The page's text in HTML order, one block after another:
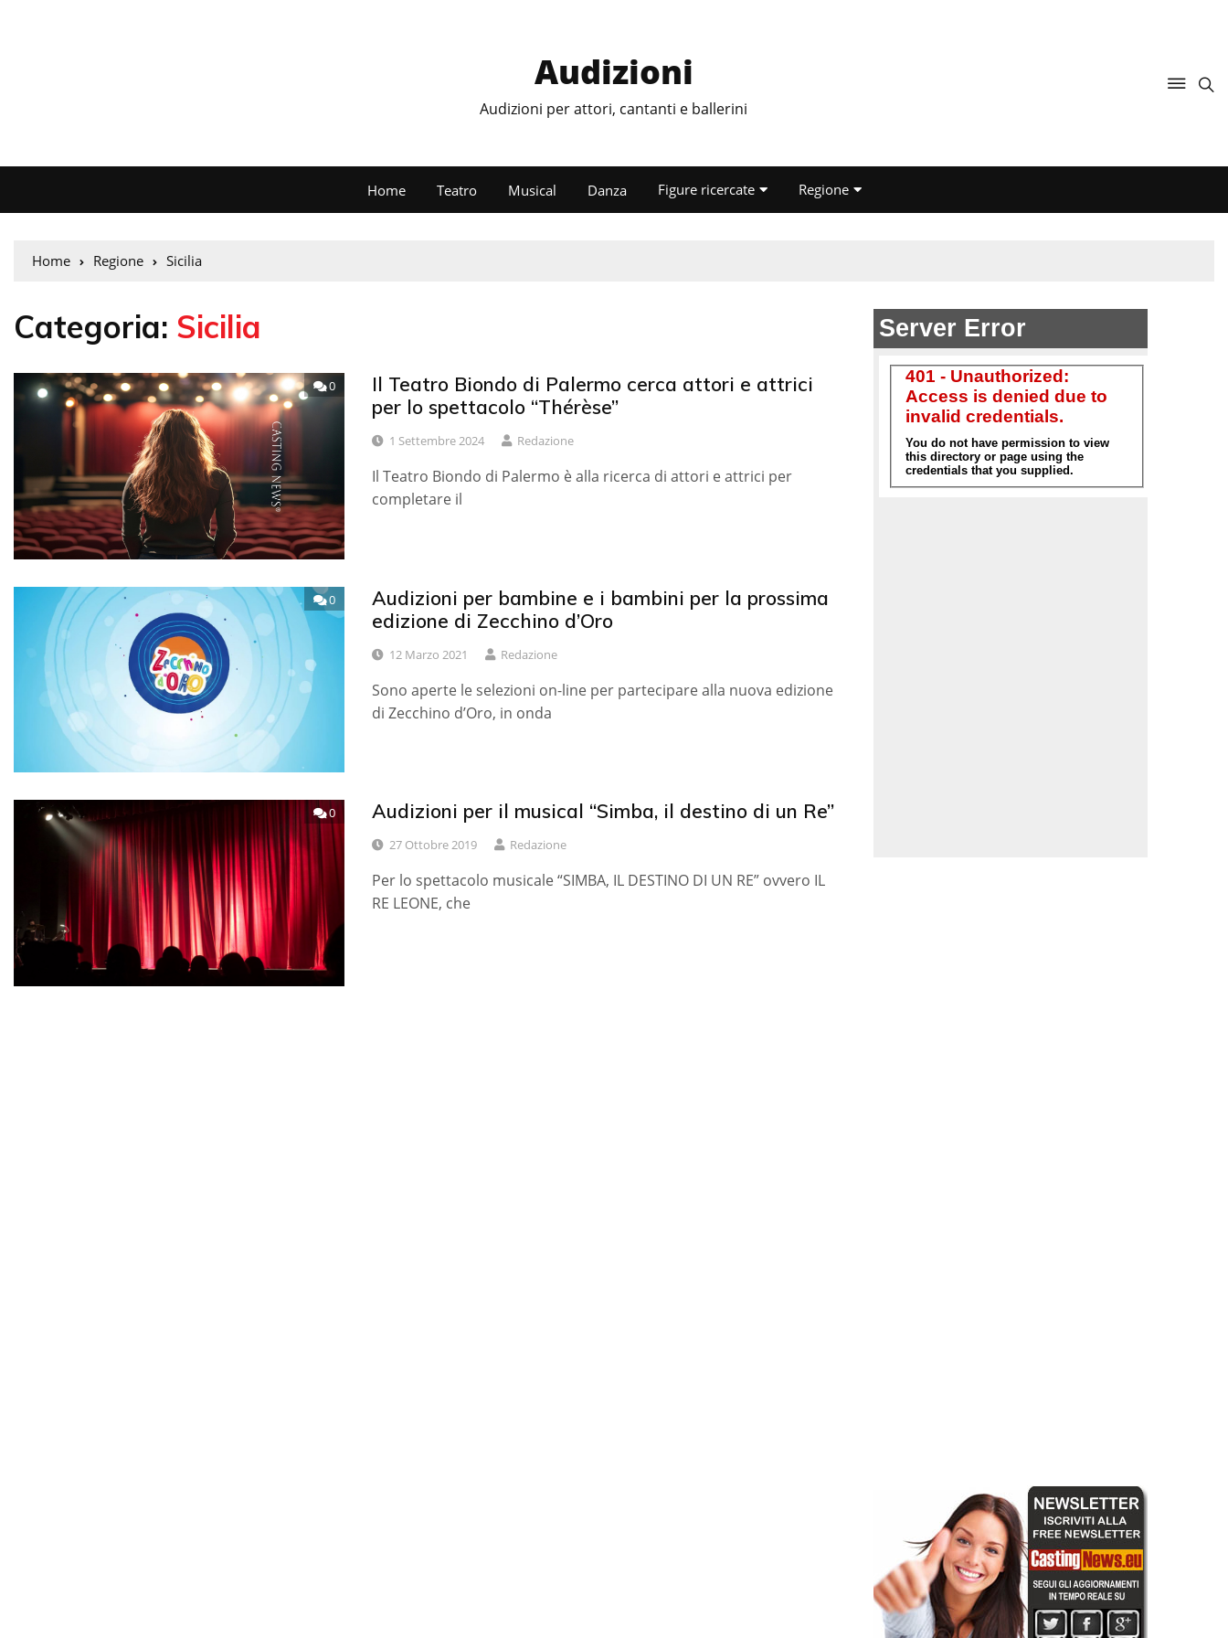
Audizioni
Audizioni per attori, cantanti e ballerini
Home Teatro Musical Danza Figure ricercate Regione
Home Regione Sicilia
Categoria: Sicilia
0
Il Teatro Biondo di Palermo cerca attori e attrici
per lo spettacolo “Thérèse”
1 Settembre 2024 Redazione
Il Teatro Biondo di Palermo è alla ricerca di attori e attrici per
completare il
0
Audizioni per bambine e i bambini per la prossima
edizione di Zecchino d’Oro
12 Marzo 2021 Redazione
Sono aperte le selezioni on-line per partecipare alla nuova edizione
di Zecchino d’Oro, in onda
0 Audizioni per il musical “Simba, il destino di un Re”
27 Ottobre 2019 Redazione
Per lo spettacolo musicale “SIMBA, IL DESTINO DI UN RE” ovvero IL
RE LEONE, che